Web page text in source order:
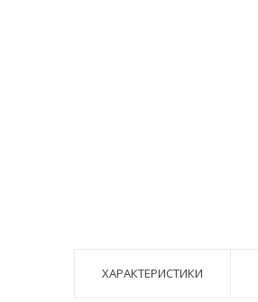
ХАРАКТЕРИСТИКИ